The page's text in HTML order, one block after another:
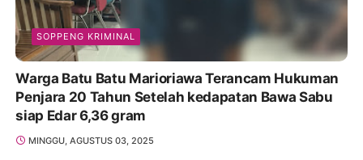
SOPPENG KRIMINAL
Warga Batu Batu Marioriawa Terancam Hukuman
Penjara 20 Tahun Setelah kedapatan Bawa Sabu
siap Edar 6,36 gram
MINGGU, AGUSTUS 03, 2025